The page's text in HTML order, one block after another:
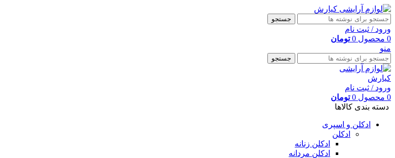
جستجو
ورود / ثبت نام
0 محصول 0 تومان
منو
جستجو
ورود / ثبت نام
0 محصول 0 تومان
دسته بندی کالاها
ادکلن و اسپری
ادکلن
ادکلن زنانه
ادکلن مردانه